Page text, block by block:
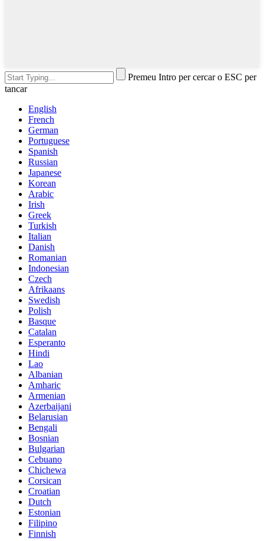
Premeu Intro per cercar o ESC per
tancar
English
French
German
Portuguese
Spanish
Russian
Japanese
Korean
Arabic
Irish
Greek
Turkish
Italian
Danish
Romanian
Indonesian
Czech
Afrikaans
Swedish
Polish
Basque
Catalan
Esperanto
Hindi
Lao
Albanian
Amharic
Armenian
Azerbaijani
Belarusian
Bengali
Bosnian
Bulgarian
Cebuano
Chichewa
Corsican
Croatian
Dutch
Estonian
Filipino
Finnish